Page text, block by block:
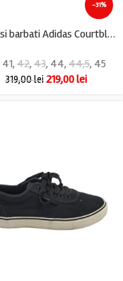
-31%
Adidasi barbati Adidas Courtblock , piele, piele intoarsa, negru
41, 42, 43, 44, 44,5, 45
319,00lei 219,00lei